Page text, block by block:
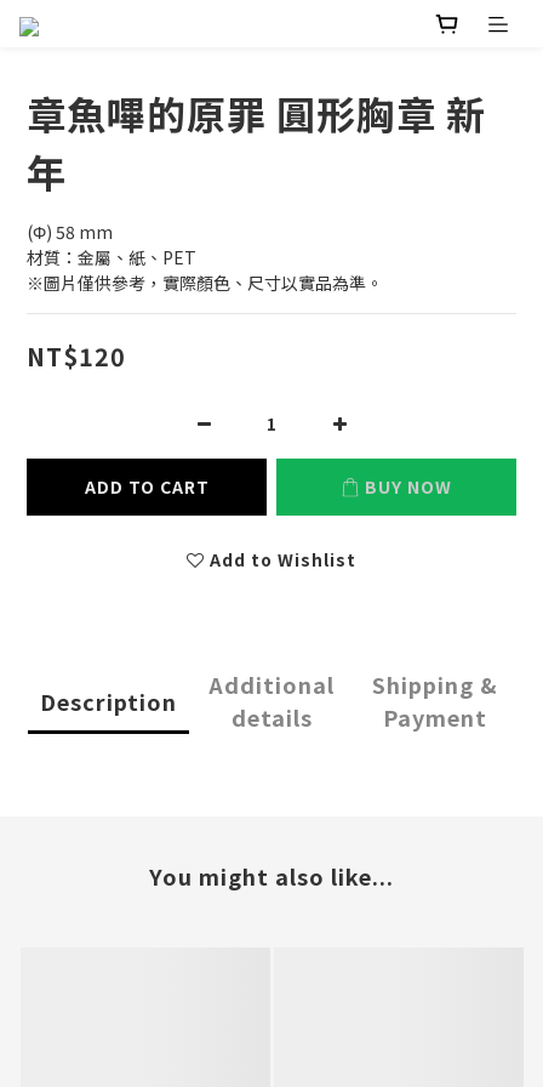
章魚嗶的原罪 圓形胸章 新
年
(Φ) 58 mm
材質：金屬、紙、PET
※圖片僅供參考，實際顏色、尺寸以實品為準。
NT$120
ADD TO CART BUY NOW
Add to Wishlist
Description
Additional
details
Shipping &
Payment
You might also like...